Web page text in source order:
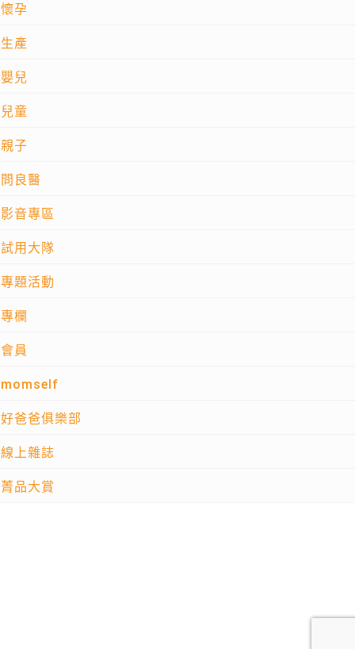
懷孕
生產
嬰兒
兒童
親子
問良醫
影音專區
試用大隊
專題活動
專欄
會員
momself
好爸爸俱樂部
線上雜誌
菁品大賞